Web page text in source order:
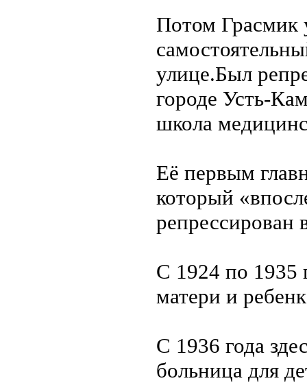
Потом Грасмик
улице.Был
городе Усть-
школа
Её первым
который
репрессирован
С 1924 по 1935
матери и
С 1936 года
больница для